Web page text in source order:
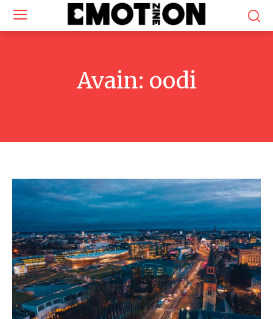
Avain: oodi